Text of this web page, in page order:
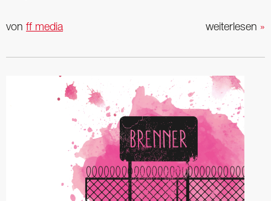
weiterlesen »
von ff media